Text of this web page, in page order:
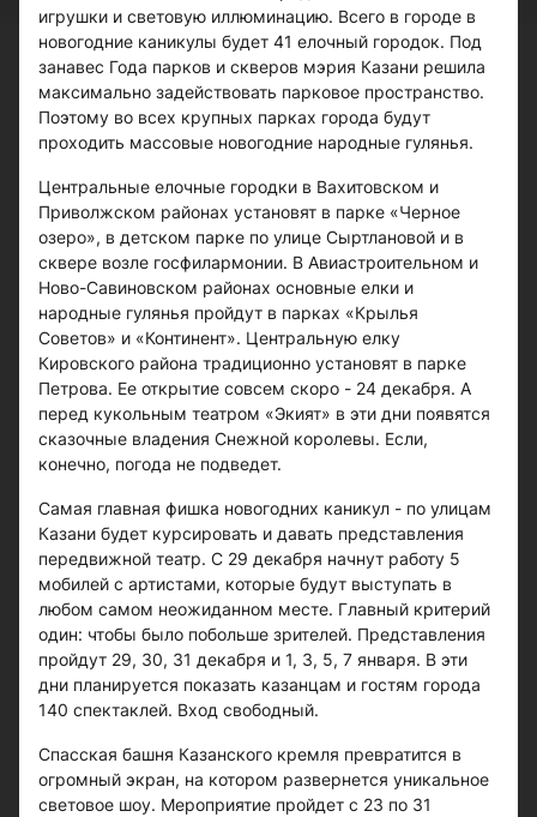
игрушки и световую иллюминацию. Всего в городе в
новогодние каникулы будет 41 елочный городок. Под
занавес Года парков и скверов мэрия Казани решила
максимально задействовать парковое пространство.
Поэтому во всех крупных парках города будут
проходить массовые новогодние народные гулянья.
Центральные елочные городки в Вахитовском и
Приволжском районах установят в парке «Черное
озеро», в детском парке по улице Сыртлановой и в
сквере возле госфилармонии. В Авиастроительном и
Ново-Савиновском районах основные елки и
народные гулянья пройдут в парках «Крылья
Советов» и «Континент». Центральную елку
Кировского района традиционно установят в парке
Петрова. Ее открытие совсем скоро - 24 декабря. А
перед кукольным театром «Экият» в эти дни появятся
сказочные владения Снежной королевы. Если,
конечно, погода не подведет.
Самая главная фишка новогодних каникул - по улицам
Казани будет курсировать и давать представления
передвижной театр. С 29 декабря начнут работу 5
мобилей с артистами, которые будут выступать в
любом самом неожиданном месте. Главный критерий
один: чтобы было побольше зрителей. Представления
пройдут 29, 30, 31 декабря и 1, 3, 5, 7 января. В эти
дни планируется показать казанцам и гостям города
140 спектаклей. Вход свободный.
Спасская башня Казанского кремля превратится в
огромный экран, на котором развернется уникальное
световое шоу. Мероприятие пройдет с 23 по 31